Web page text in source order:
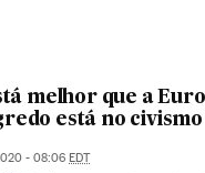
melhor que a
está no civismo
- 08:06 EDT